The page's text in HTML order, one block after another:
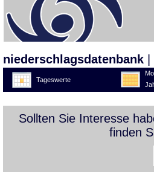
niederschlagsdatenbank
Tageswerte
Sollten Sie Interesse
finden